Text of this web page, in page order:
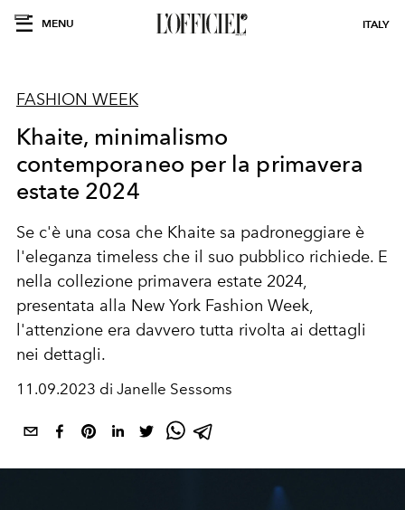
MENU ITALY
FASHION WEEK
Khaite, minimalismo
contemporaneo per la primavera
estate 2024
Se c'è una cosa che Khaite sa padroneggiare è
l'eleganza timeless che il suo pubblico richiede. E
nella collezione primavera estate 2024,
presentata alla New York Fashion Week,
l'attenzione era davvero tutta rivolta ai dettagli
nei dettagli.
11.09.2023 di Janelle Sessoms